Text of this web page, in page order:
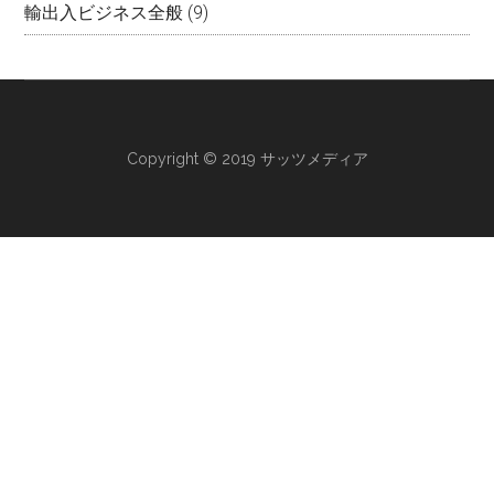
輸出入ビジネス全般 (9)
Copyright © 2019 サッツメディア